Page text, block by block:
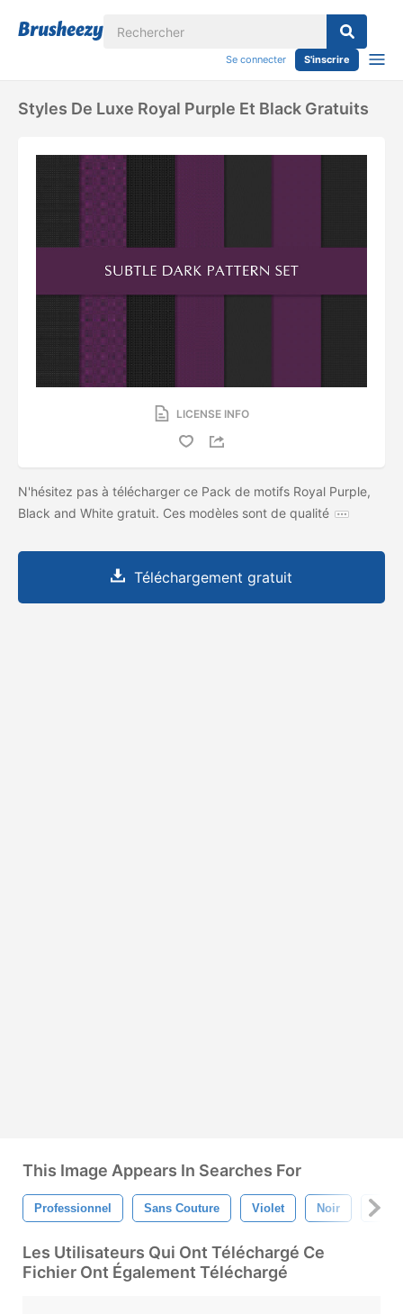
Se connecter S'inscrire
Styles De Luxe Royal Purple Et Black Gratuits
LICENSE INFO
N'hésitez pas à télécharger ce Pack de motifs Royal Purple,
Black and White gratuit. Ces modèles sont de qualité
Téléchargement gratuit
This Image Appears In Searches For
Professionnel Sans Couture Violet Noir Blanc
Les Utilisateurs Qui Ont Téléchargé Ce
Fichier Ont Également Téléchargé